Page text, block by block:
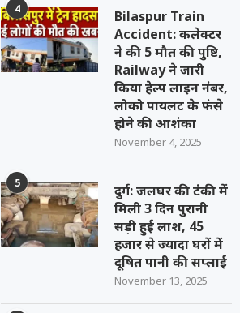
4
Bilaspur Train
Accident: कलेक्टर
ने की 5 मौत की पुष्टि,
Railway ने जारी
किया हेल्प लाइन नंबर,
लोको पायलट के फंसे
होने की आशंका
November 4, 2025
5
दुर्ग: जलघर की टंकी में
मिली 3 दिन पुरानी
सड़ी हुई लाश, 45
हजार से ज्यादा घरों में
दूषित पानी की सप्लाई
November 13, 2025